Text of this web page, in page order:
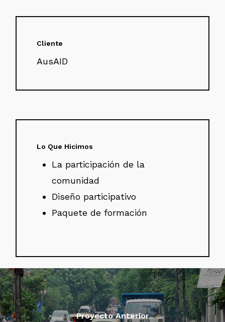
Cliente
AusAID
Lo Que Hicimos
La participación de la
comunidad
Diseño participativo
Paquete de formación
Proyecto Anterior